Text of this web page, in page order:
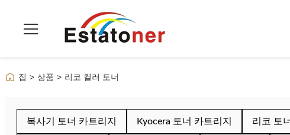
집 > 상품 > 리코 컬러 토너
복사기 토너 카트리지 Kyocera 토너 카트리지 리코 토